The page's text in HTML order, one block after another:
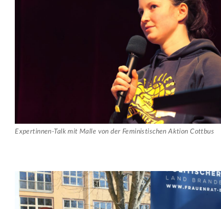
Expertinnen-Talk mit Malle von der Feministischen Aktion Cottbus